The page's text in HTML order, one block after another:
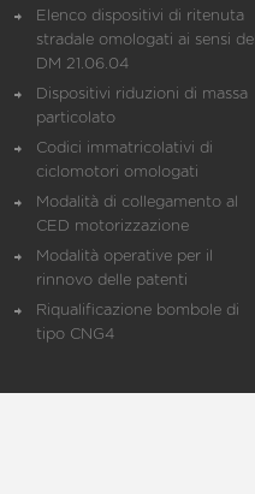
Elenco dispositivi di ritenuta
stradale omologati ai sensi del
DM 21.06.04
Dispositivi riduzioni di massa
particolato
Codici immatricolativi di
ciclomotori omologati
Modalità di collegamento al
CED motorizzazione
Modalità operative per il
rinnovo delle patenti
Riqualificazione bombole di
tipo CNG4